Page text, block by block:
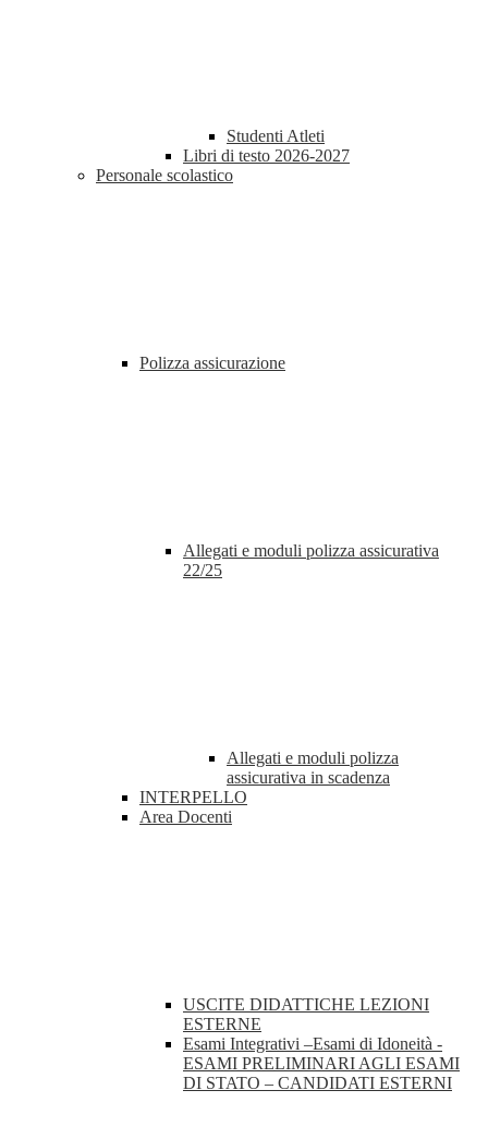
Studenti Atleti
Libri di testo 2026-2027
Personale scolastico
Polizza assicurazione
Allegati e moduli polizza assicurativa
22/25
Allegati e moduli polizza
assicurativa in scadenza
INTERPELLO
Area Docenti
USCITE DIDATTICHE LEZIONI
ESTERNE
Esami Integrativi –Esami di Idoneità -
ESAMI PRELIMINARI AGLI ESAMI
DI STATO – CANDIDATI ESTERNI